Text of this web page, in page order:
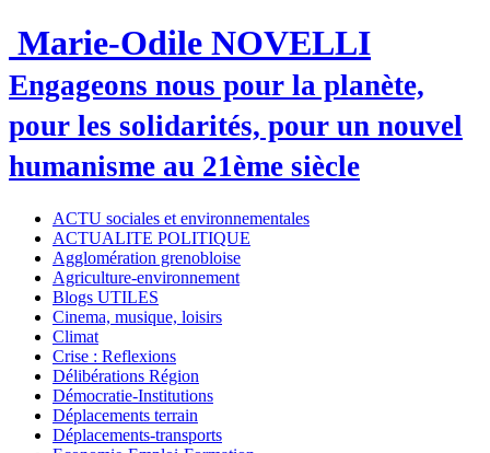
Marie-Odile NOVELLI
Engageons nous pour la planète,
pour les solidarités, pour un nouvel
humanisme au 21ème siècle
ACTU sociales et environnementales
ACTUALITE POLITIQUE
Agglomération grenobloise
Agriculture-environnement
Blogs UTILES
Cinema, musique, loisirs
Climat
Crise : Reflexions
Délibérations Région
Démocratie-Institutions
Déplacements terrain
Déplacements-transports